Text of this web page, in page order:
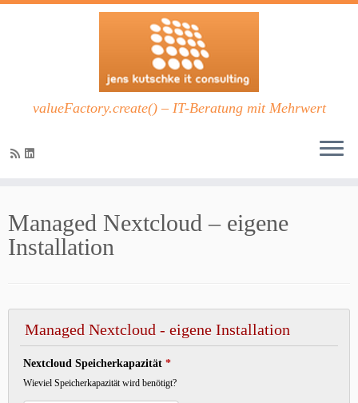
springen
valueFactory.create() – IT-Beratung mit Mehrwert
Managed Nextcloud – eigene
Installation
Managed Nextcloud - eigene Installation
Nextcloud Speicherkapazität *
Wieviel Speicherkapazität wird benötigt?